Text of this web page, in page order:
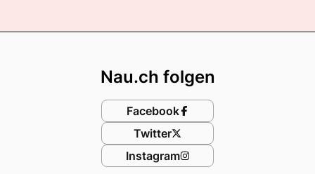
Nau.ch folgen
Facebook
Twitter
Instagram